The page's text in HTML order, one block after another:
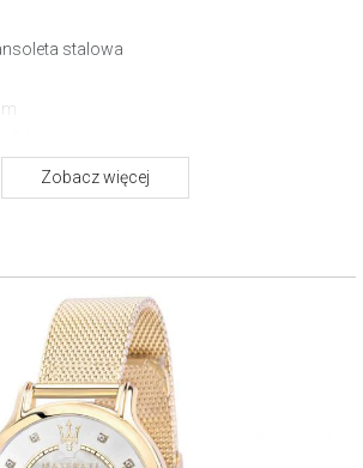
stalowa
z połączenia włoskiej pasji do
rozpoznawczym zegarków firmy Maserati jest
widniejący na tarczy każdego
marka, do niedawna niezwiązana z branżą
z produkcji ekskluzywnych sportowych
Zobacz więcej